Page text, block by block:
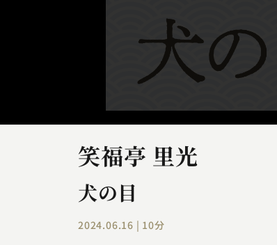
笑福亭 里光
犬の目
2024.06.16 | 10分